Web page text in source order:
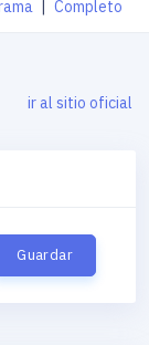
Completo
ir al sitio oficial